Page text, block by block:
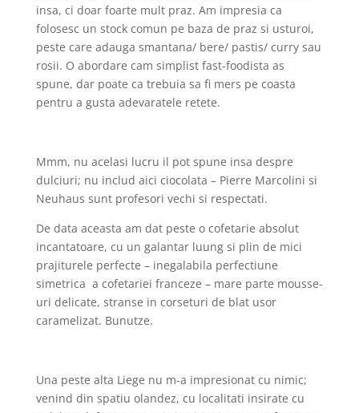
insa, ci doar foarte mult praz. Am impresia ca
folosesc un stock comun pe baza de praz si usturoi,
peste care adauga smantana/ bere/ pastis/ curry sau
rosii. O abordare cam simplist fast-foodista as
spune, dar poate ca trebuia sa fi mers pe coasta
pentru a gusta adevaratele retete.
Mmm, nu acelasi lucru il pot spune insa despre
dulciuri; nu includ aici ciocolata – Pierre Marcolini si
Neuhaus sunt profesori vechi si respectati.
De data aceasta am dat peste o cofetarie absolut
incantatoare, cu un galantar luung si plin de mici
prajiturele perfecte – inegalabila perfectiune
simetrica a cofetariei franceze – mare parte mousse-
uri delicate, stranse in corseturi de blat usor
caramelizat. Bunutze.
Una peste alta Liege nu m-a impresionat cu nimic;
venind din spatiu olandez, cu localitati insirate cu